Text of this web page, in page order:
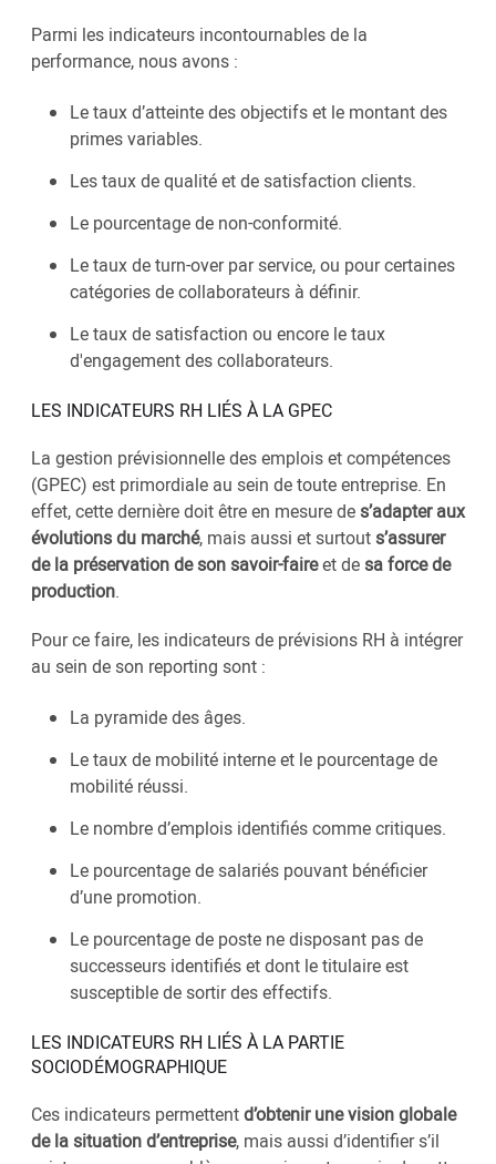
Parmi les indicateurs incontournables de la
performance, nous avons :
Le taux d’atteinte des objectifs et le montant des
primes variables.
Les taux de qualité et de satisfaction clients.
Le pourcentage de non-conformité.
Le taux de turn-over par service, ou pour certaines
catégories de collaborateurs à définir.
Le taux de satisfaction ou encore le taux
d'engagement des collaborateurs.
LES INDICATEURS RH LIÉS À LA GPEC
La gestion prévisionnelle des emplois et compétences
(GPEC) est primordiale au sein de toute entreprise. En
effet, cette dernière doit être en mesure de s’adapter aux
évolutions du marché, mais aussi et surtout s’assurer
de la préservation de son savoir-faireet de sa force de
production.
Pour ce faire, les indicateurs de prévisions RH à intégrer
au sein de son reporting sont :
La pyramide des âges.
Le taux de mobilité interne et le pourcentage de
mobilité réussi.
Le nombre d’emplois identifiés comme critiques.
Le pourcentage de salariés pouvant bénéficier
d’une promotion.
Le pourcentage de poste ne disposant pas de
successeurs identifiés et dont le titulaire est
susceptible de sortir des effectifs.
LES INDICATEURS RH LIÉS À LA PARTIE
SOCIODÉMOGRAPHIQUE
Ces indicateurs permettentd’obtenir une vision globale
de la situation d’entreprise, mais aussi d’identifier s’il